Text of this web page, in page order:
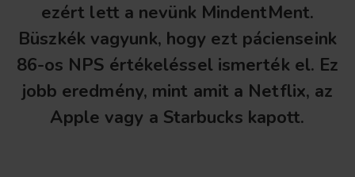
ezért lett a nevünk MindentMent.
Büszkék vagyunk, hogy ezt pácienseink
86-os NPS értékeléssel ismerték el. Ez
jobb eredmény, mint amit a Netflix, az
Apple vagy a Starbucks kapott.